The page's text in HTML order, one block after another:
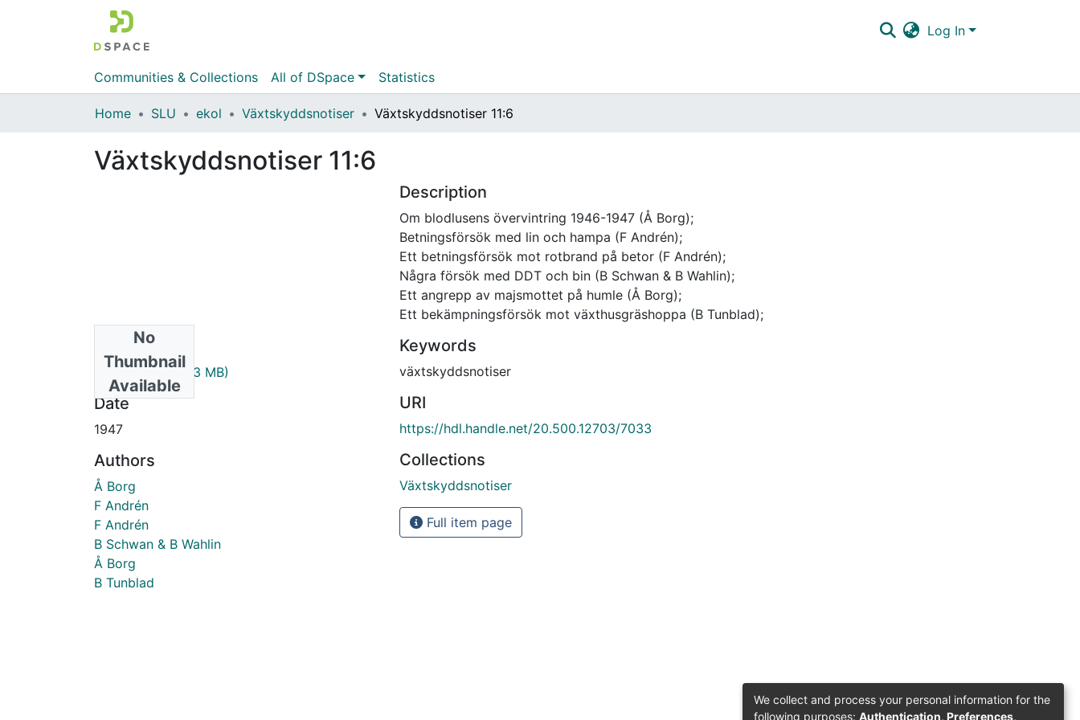
Log In
Communities & Collections All of DSpace Statistics
Home SLU ekol Växtskyddsnotiser Växtskyddsnotiser 11:6
Växtskyddsnotiser 11:6
No
Thumbnail
Available
1947_11_6.pdf(1.43 MB)
Date
1947
Authors
Å Borg
F Andrén
F Andrén
B Schwan & B Wahlin
Å Borg
B Tunblad
Description
Om blodlusens övervintring 1946-1947 (Å Borg);
Betningsförsök med lin och hampa (F Andrén);
Ett betningsförsök mot rotbrand på betor (F Andrén);
Några försök med DDT och bin (B Schwan & B Wahlin);
Ett angrepp av majsmottet på humle (Å Borg);
Ett bekämpningsförsök mot växthusgräshoppa (B Tunblad);
Keywords
växtskyddsnotiser
URI
https://hdl.handle.net/20.500.12703/7033
Collections
Växtskyddsnotiser
Full item page
We collect and process your personal information for the
following purposes: Authentication, Preferences,